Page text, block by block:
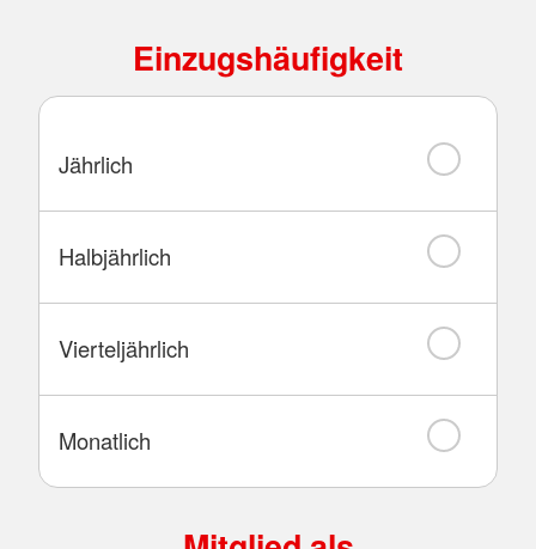
Einzugshäufigkeit
Jährlich
Halbjährlich
Vierteljährlich
Monatlich